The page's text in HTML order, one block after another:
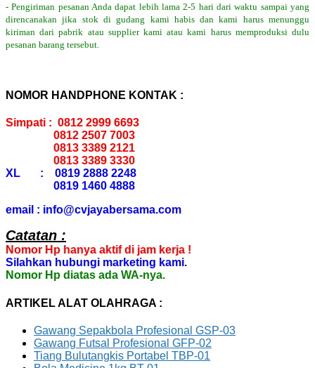
- Pengiriman pesanan Anda dapat lebih lama 2-5 hari dari waktu sampai yang
direncanakan jika stok di gudang kami habis dan kami harus menunggu
kiriman dari pabrik atau supplier kami atau kami harus memproduksi dulu
pesanan barang tersebut.
NOMOR HANDPHONE KONTAK :
Simpati : 0812 2999 6693
0812 2507 7003
0813 3389 2121
0813 3389 3330
XL : 0819 2888 2248
0819 1460 4888
email : info@cvjayabersama.com
Catatan :
Nomor Hp hanya aktif di jam kerja !
Silahkan hubungi marketing kami.
Nomor Hp diatas ada WA-nya.
ARTIKEL ALAT OLAHRAGA :
Gawang Sepakbola Profesional GSP-03
Gawang Futsal Profesional GFP-02
Tiang Bulutangkis Portabel TBP-01